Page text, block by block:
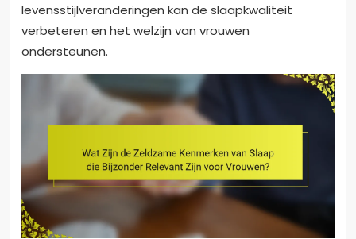
levensstijlveranderingen kan de slaapkwaliteit
verbeteren en het welzijn van vrouwen
ondersteunen.